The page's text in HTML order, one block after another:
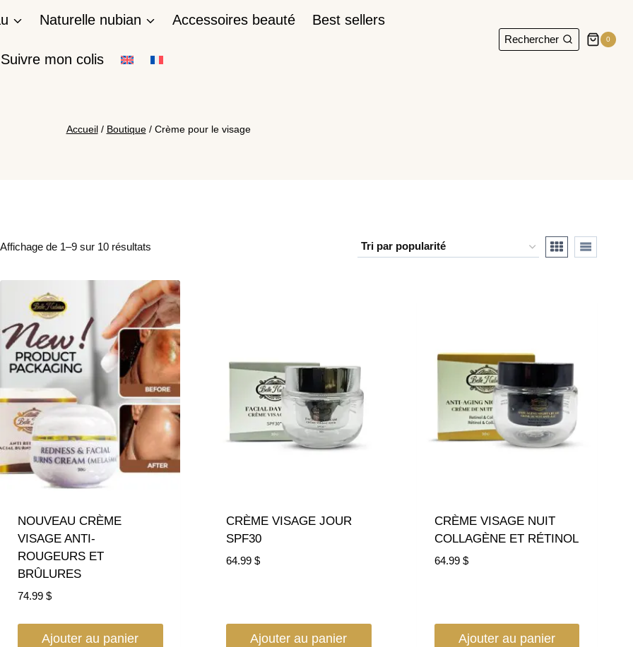
Naturelle nubian Accessoires beauté Best sellers
Suivre mon colis
Rechercher 0
Accueil / Boutique / Crème pour le visage
Affichage de 1–9 sur 10 résultats
NOUVEAU CRÈME
VISAGE ANTI-
ROUGEURS ET
BRÛLURES
74.99 $
Ajouter au panier
CRÈME VISAGE JOUR
SPF30
64.99 $
Ajouter au panier
CRÈME VISAGE NUIT
COLLAGÈNE ET RÉTINOL
64.99 $
Ajouter au panier